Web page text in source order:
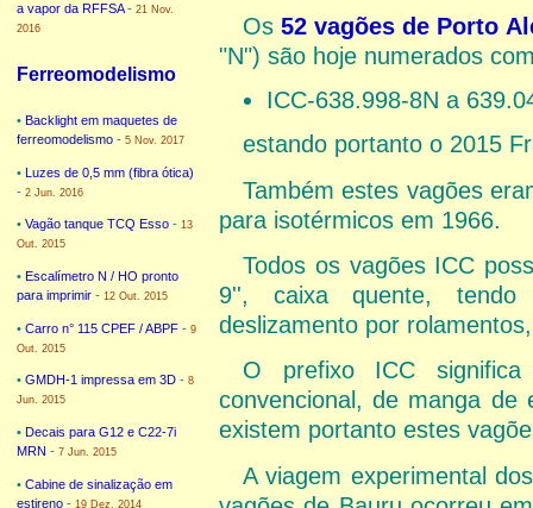
a vapor da RFFSA- 21 Nov.
2016
Ferreomodelismo
• Backlight em maquetes de
ferreomodelismo - 5 Nov. 2017
• Luzes de 0,5 mm (fibra ótica)
- 2 Jun. 2016
• Vagão tanque TCQ Esso - 13
Out. 2015
• Escalímetro N / HO pronto
para imprimir - 12 Out. 2015
• Carro n° 115 CPEF / ABPF - 9
Out. 2015
• GMDH-1 impressa em 3D - 8
Jun. 2015
• Decais para G12 e C22-7i
MRN - 7 Jun. 2015
• Cabine de sinalização em
estireno - 19 Dez. 2014
Os52 vagões de Porto
"N") são hoje numerados
ICC-638.998-8N a
estando portanto o 2015
Também estes vagões
para isotérmicos em 1966.
Todos os vagões ICC
9'', caixa quente,
deslizamento por
O prefixo ICC
convencional, de manga
existem portanto estes
A viagem experimental dos